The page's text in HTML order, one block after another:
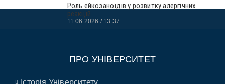
Роль ейкозаноїдів у розвитку алергічних
реакцій
11.06.2026 13:37
ПРО УНІВЕРСИТЕТ
Історія Університету